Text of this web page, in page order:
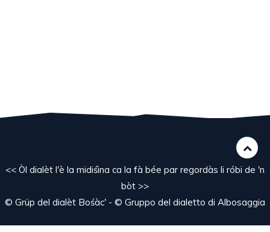
<< Òl dialèt l'è la midiśìna ca la fà bée par regordàs li róbi de 'n
bòt >>
© Grüp del dialèt Bośàc' - © Gruppo del dialetto di Albosaggia